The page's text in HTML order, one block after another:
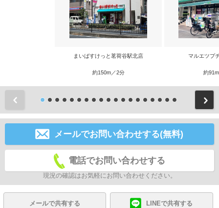
まいばすけっと茗荷谷駅北店
約150m／2分
マルエツプ
約
メールでお問い合わせする(無料)
電話でお問い合わせする
現況の確認はお気軽にお問い合わせください。
メールで共有する LINEで共有する